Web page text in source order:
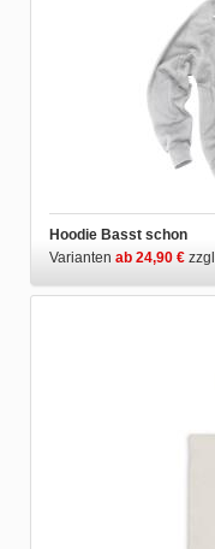
Hoodie Basst schon
Varianten ab 24,90 € zzgl.